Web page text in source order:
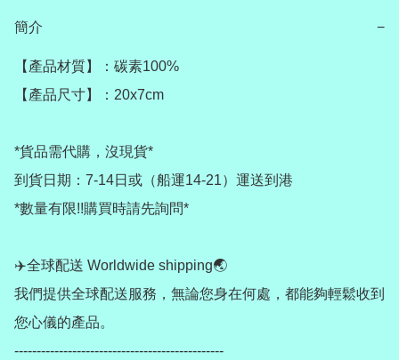
簡介 −
【產品材質】：碳素100%
【產品尺寸】：20x7cm
*貨品需代購，沒現貨*
到貨日期：7-14日或（船運14-21）運送到港
*數量有限!!購買時請先詢問*
✈️全球配送 Worldwide shipping🌏
我們提供全球配送服務，無論您身在何處，都能夠輕鬆收到
您心儀的產品。
-----------------------------------------------